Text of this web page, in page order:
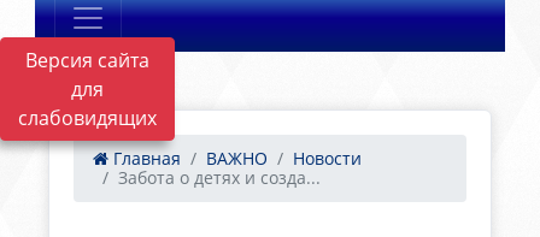
Версия сайта
для
слабовидящих
Главная ВАЖНО
Новости
Забота о детях и созда...